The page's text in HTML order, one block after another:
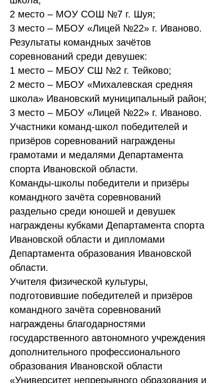
2 место – МОУ СОШ №7 г. Шуя;
3 место – МБОУ «Лицей №22» г. Иваново.
Результаты командных зачётов
соревнований среди девушек:
1 место – МБОУ СШ №2 г. Тейково;
2 место – МБОУ «Михалевская средняя
школа» Ивановский муниципальный район;
3 место – МБОУ «Лицей №22» г. Иваново.
Участники команд-школ победителей и
призёров соревнований награждены
грамотами и медалями Департамента
спорта Ивановской области.
Команды-школы победители и призёры
командного зачёта соревнований
раздельно среди юношей и девушек
награждены кубками Департамента спорта
Ивановской области и дипломами
Департамента образования Ивановской
области.
Учителя физической культуры,
подготовившие победителей и призёров
командного зачёта соревнований
награждены благодарностями
государственного автономного учреждения
дополнительного профессионального
образования Ивановской области
«Университет непрерывного образования и